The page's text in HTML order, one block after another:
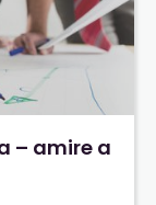
– amire a